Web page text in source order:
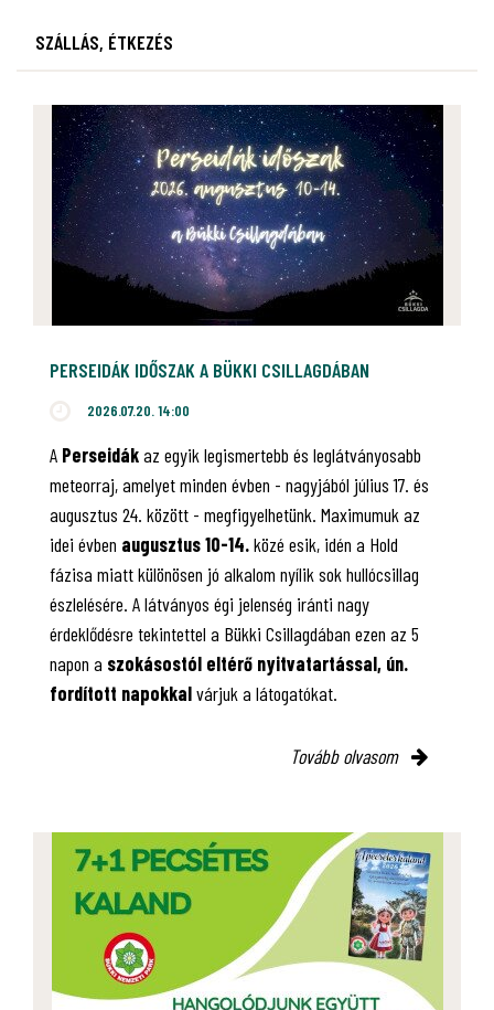
SZÁLLÁS, ÉTKEZÉS
PERSEIDÁK IDŐSZAK A BÜKKI CSILLAGDÁBAN
2026.07.20. 14:00
A Perseidákaz egyik legismertebb és leglátványosabb
meteorraj, amelyet minden évben - nagyjából július 17. és
augusztus 24. között - megfigyelhetünk. Maximumuk az
idei évben augusztus 10-14.közé esik, idén a Hold
fázisa miatt különösen jó alkalom nyílik sok hullócsillag
észlelésére. A látványos égi jelenség iránti nagy
érdeklődésre tekintettel a Bükki Csillagdában ezen az 5
napon a szokásostól eltérő nyitvatartással, ún.
fordított napokkalvárjuk a látogatókat.
Tovább olvasom